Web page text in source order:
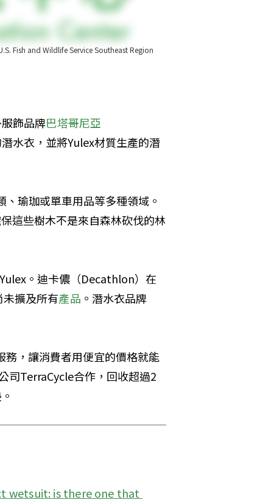
Fish and Wildlife Service Southeast Region
飾品牌巴塔哥尼亞
水衣，並將Yulex材質生產的潛
瑜珈或單車用品等多種領域。
這些樹木不是來自森林砍伐的林
。迪卡儂（Decathlon）在
擴及所有產品 。潛水衣品牌
，讓消費者用便宜的價格就能
司TerraCycle合作，回收超過2
wetsuit: is there one that